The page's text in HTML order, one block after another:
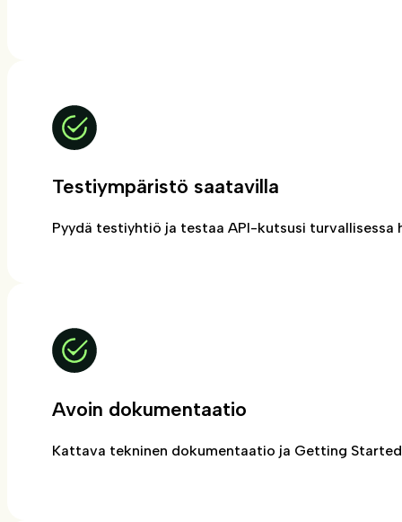
Testiympäristö saatavilla
Pyydä testiyhtiö ja testaa API-kutsusi
Avoin dokumentaatio
Kattava tekninen dokumentaatio ja Getting